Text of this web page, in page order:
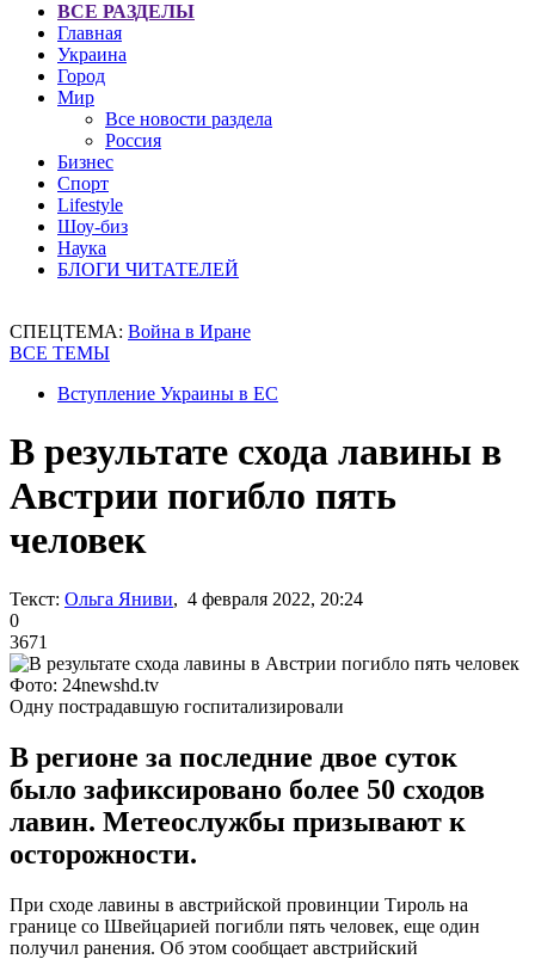
ВСЕ РАЗДЕЛЫ
Главная
Украина
Город
Мир
Все новости раздела
Россия
Бизнес
Спорт
Lifestyle
Шоу-биз
Наука
БЛОГИ ЧИТАТЕЛЕЙ
СПЕЦТЕМА: Война в Иране
ВСЕ ТЕМЫ
Вступление Украины в ЕС
В результате схода лавины в
Австрии погибло пять
человек
Текст: Ольга Яниви, 4 февраля 2022, 20:24
0
3671
Фото: 24newshd.tv
Одну пострадавшую госпитализировали
В регионе за последние двое суток
было зафиксировано более 50 сходов
лавин. Метеослужбы призывают к
осторожности.
При сходе лавины в австрийской провинции Тироль на
границе со Швейцарией погибли пять человек, еще один
получил ранения. Об этом сообщает австрийский